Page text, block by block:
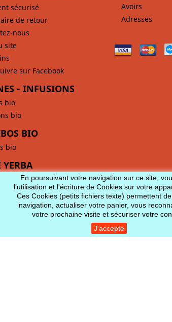
sécurisé
de retour
nous
site
sur Facebook
- INFUSIONS
bio
bio
BIO
bio
YERBA
Avoirs
Adresses
En poursuivant votre navigation sur ce site,
l’utilisation et l'écriture de Cookies sur votre
Ces Cookies (petits fichiers texte) permettent
navigation, actualiser votre panier, vous
votre prochaine visite et sécuriser votre
J'accepte